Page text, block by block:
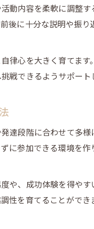
動内容を柔軟に調整
後に十分な説明や振
律心を大きく育てま
戦できるようサポート
達段階に合わせて多
に参加できる環境を
や、成功体験を得や
性を育てることがで